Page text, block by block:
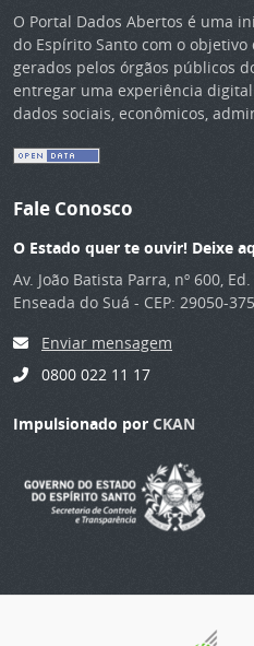
O Portal Dados Abertos é uma
do Espírito Santo com o
gerados pelos órgãos públicos
entregar uma experiência
dados sociais, econômicos,
Fale Conosco
O Estado quer te ouvir! Deixe
Av. João Batista Parra, nº 600,
Enseada do Suá - CEP: 29050-
Enviar mensagem
0800 022 11 17
Impulsionado por CKAN